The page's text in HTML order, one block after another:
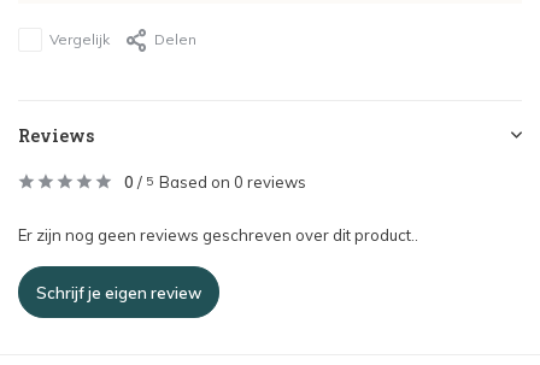
Vergelijk Delen
Reviews
0 / 5 Based on 0 reviews
Er zijn nog geen reviews geschreven over dit product..
Schrijf je eigen review